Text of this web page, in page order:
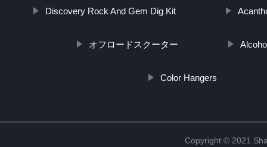
Discovery Rock And Gem Dig Kit
オフロードスクーター
Color Hangers
Copyright © 2021